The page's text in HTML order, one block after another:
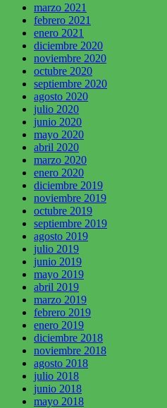
marzo 2021
febrero 2021
enero 2021
diciembre 2020
noviembre 2020
octubre 2020
septiembre 2020
agosto 2020
julio 2020
junio 2020
mayo 2020
abril 2020
marzo 2020
enero 2020
diciembre 2019
noviembre 2019
octubre 2019
septiembre 2019
agosto 2019
julio 2019
junio 2019
mayo 2019
abril 2019
marzo 2019
febrero 2019
enero 2019
diciembre 2018
noviembre 2018
agosto 2018
julio 2018
junio 2018
mayo 2018